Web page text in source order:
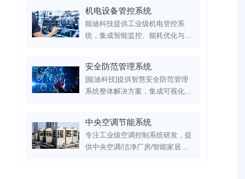
30%+。服务超万家医疗、工业、
实验室、园区领域客户，国家高新
技术企业，支持IBMS平台定制开
案！
机电设备管控系统
能迪科技提供工业级机电管控系
统，集成智能监控、能耗优化与远
园区领域客户，设备故障率降低
60%，点击获取行业解决方案与成
功案例！
安全防范管理系统
[能迪科技]提供智慧安全防范管理
系统整体解决方案，集成可视化电
区/小区等20+场景。服务超万家医
疗、工业、实验室、园区领域客
户，实现安全隐患响应效率提升
中央空调节能系统
专注工业级空调控制系统研发，提
供中央空调/洁净厂房/智能家居的